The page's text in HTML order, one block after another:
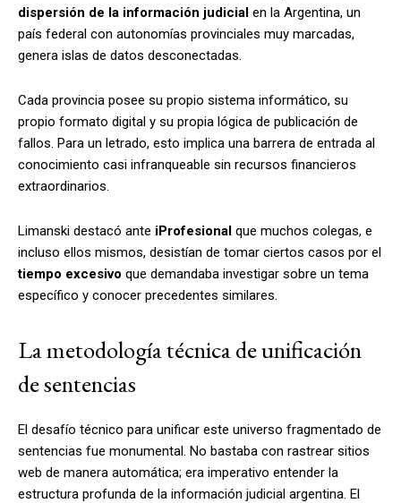
dispersión de la información judicial en la Argentina, un
país federal con autonomías provinciales muy marcadas,
genera islas de datos desconectadas.
Cada provincia posee su propio sistema informático, su
propio formato digital y su propia lógica de publicación de
fallos. Para un letrado, esto implica una barrera de entrada al
conocimiento casi infranqueable sin recursos financieros
extraordinarios.
Limanski destacó ante iProfesional que muchos colegas, e
incluso ellos mismos, desistían de tomar ciertos casos por el
tiempo excesivo que demandaba investigar sobre un tema
específico y conocer precedentes similares.
La metodología técnica de unificación
de sentencias
El desafío técnico para unificar este universo fragmentado de
sentencias fue monumental. No bastaba con rastrear sitios
web de manera automática; era imperativo entender la
estructura profunda de la información judicial argentina. El